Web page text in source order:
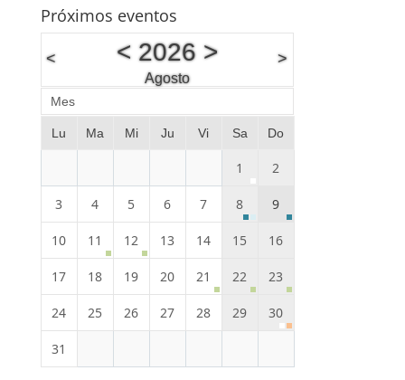
Próximos eventos
< < 2026>
Agosto
>
Mes
Lu Ma Mi Ju Vi Sa Do
1 2
3 4 5 6 7 8 9
10 11 12 13 14 15 16
17 18 19 20 21 22 23
24 25 26 27 28 29 30
31